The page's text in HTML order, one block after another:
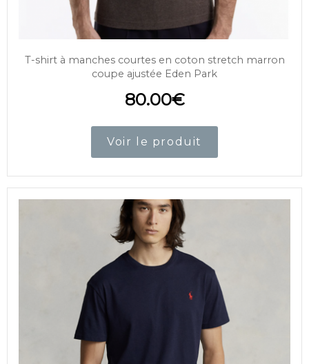
T-shirt à manches courtes en coton stretch marron
coupe ajustée Eden Park
80.00€
Voir le produit